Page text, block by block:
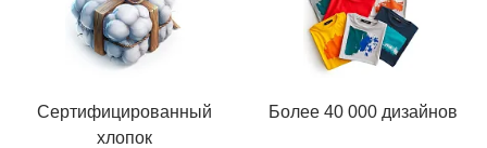
Сертифицированный
хлопок
Более 40 000 дизайнов